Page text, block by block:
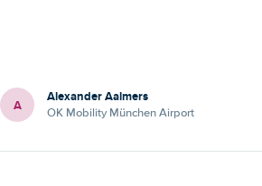
A Alexander Aalmers
OK Mobility München Airport